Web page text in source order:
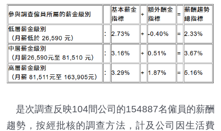
是次調查反映104間公司的154887名僱員的薪酬
趨勢，按經批核的調查方法，計及公司因生活費